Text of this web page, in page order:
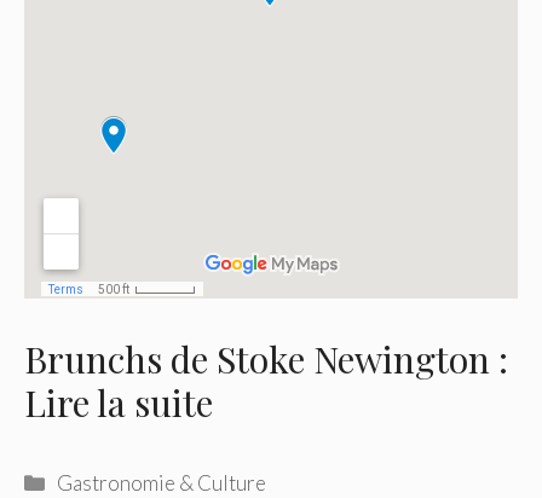
Brunchs de Stoke Newington :
Lire la suite
Catégories
Gastronomie & Culture